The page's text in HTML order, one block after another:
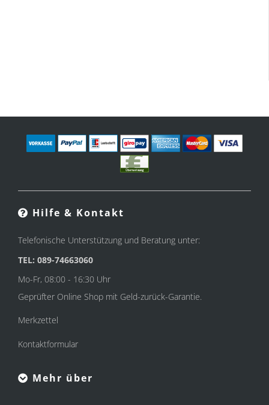
Hilfe & Kontakt
Telefonische Unterstützung und Beratung unter:
TEL: 089-74663060
Mo-Fr, 08:00 - 16:30 Uhr
Geprüfter Online Shop mit Geld-zurück-Garantie.
Merkzettel
Kontaktformular
Mehr über